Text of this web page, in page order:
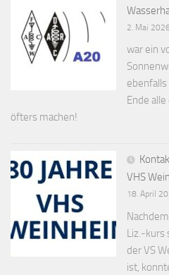
2. Mai 2026
war ein
ebenfalls
Ende
öfters machen!
VHS
18. April
Liz.-kurs
der VS
ist,